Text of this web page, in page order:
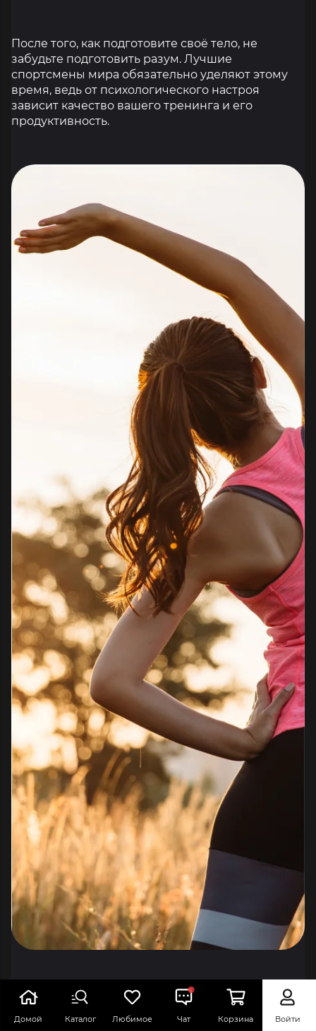
Домой Каталог Любимое Чат Корзина Войти
После того, как подготовите своё тело, не
забудьте подготовить разум. Лучшие
спортсмены мира обязательно уделяют этому
время, ведь от психологического настроя
зависит качество вашего тренинга и его
продуктивность.
10 лучших упражнений для